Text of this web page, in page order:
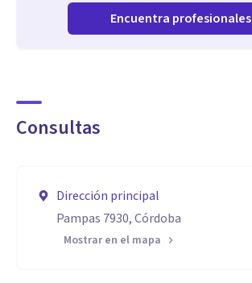
Encuentra profesionales
Consultas
Dirección principal
Pampas 7930, Córdoba
Mostrar en el mapa